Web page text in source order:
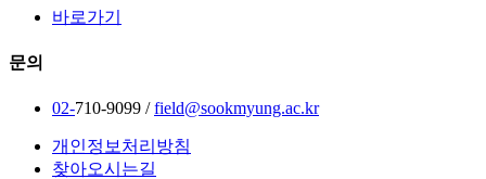
바로가기
문의
02-710-9099 /field@sookmyung.ac.kr
개인정보처리방침
찾아오시는길